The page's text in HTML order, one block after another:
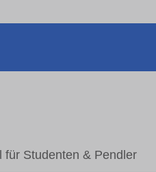
Studenten & Pendler